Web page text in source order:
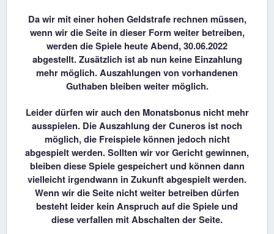
Da wir mit einer hohen Geldstrafe rechnen müssen,
wenn wir die Seite in dieser Form weiter betreiben,
werden die Spiele heute Abend, 30.06.2022
abgestellt. Zusätzlich ist ab nun keine Einzahlung
mehr möglich. Auszahlungen von vorhandenen
Guthaben bleiben weiter möglich.
Leider dürfen wir auch den Monatsbonus nicht mehr
ausspielen. Die Auszahlung der Cuneros ist noch
möglich, die Freispiele können jedoch nicht
abgespielt werden. Sollten wir vor Gericht gewinnen,
bleiben diese Spiele gespeichert und können dann
vielleicht irgendwann in Zukunft abgespielt werden.
Wenn wir die Seite nicht weiter betreiben dürfen
besteht leider kein Anspruch auf die Spiele und
diese verfallen mit Abschalten der Seite.